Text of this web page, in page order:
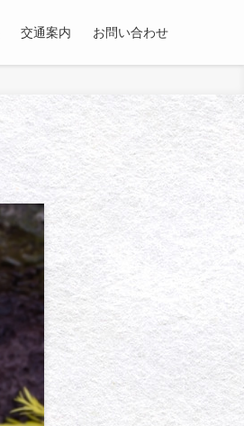
交通案内 お問い合わせ